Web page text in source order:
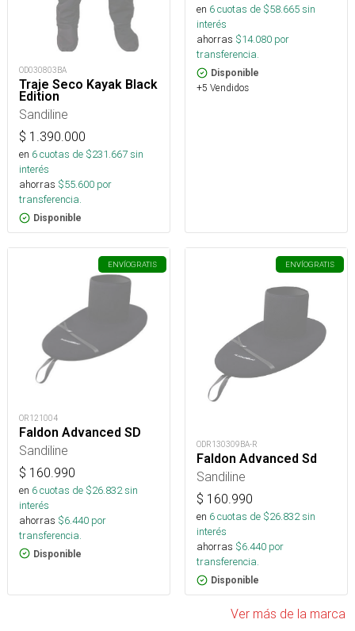
OD030803BA
Traje Seco Kayak Black
Edition
Sandiline
$ 1.390.000
en 6cuotas de $231.667sin
interés
ahorras $55.600 por
transferencia.
Disponible
en 6cuotas de $58.665sin
interés
ahorras $14.080 por
transferencia.
Disponible
+5 Vendidos
ENVÍOGRATIS
OR121004
Faldon Advanced SD
Sandiline
$ 160.990
en 6cuotas de $26.832sin
interés
ahorras $6.440 por
transferencia.
Disponible
ENVÍOGRATIS
ODR130309BA-R
Faldon Advanced Sd
Sandiline
$ 160.990
en 6cuotas de $26.832sin
interés
ahorras $6.440 por
transferencia.
Disponible
Ver más de la marca